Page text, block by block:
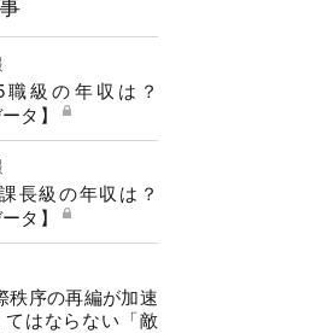
級の年収は？
タ】
長級の年収は？
タ】
秩序の再編が加速
はならない「敵